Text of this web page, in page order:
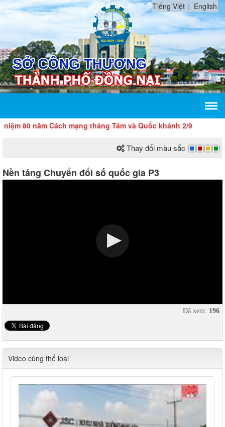
Tiếng Việt English
Cách mạng tháng Tám và Quốc khánh 2/9
Thay đổi màu sắc
Nền tảng Chuyển đổi số quốc gia P3
Đã xem: 196
Video cùng thể loại